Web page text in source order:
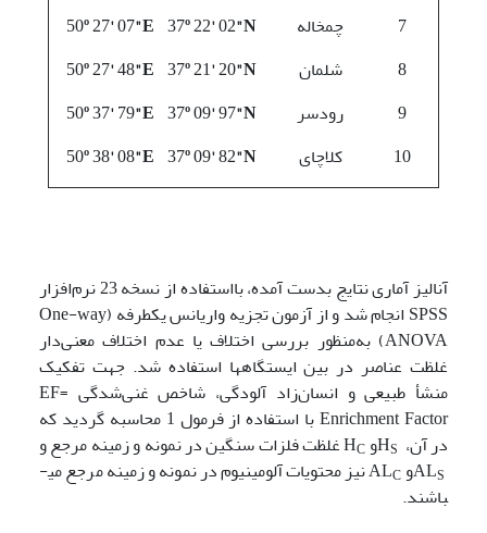
7 چمخاله 50º27'07"E 37º22'02"N
8
شلمان 50º27'48"E 37º21'20"N
9
رودسر 50º37'79"E 37º09'97"N
10
کلاچای 50º38'08"E 37º09'82"N
آنالیز آماری نتایج بدست آمده، بااستفاده از نسخه 23 نرم‌افزار
SPSS انجام شد و از آزمون تجزیه واریانس یکطرفه (One-way
ANOVA) به‌منظور بررسی اختلاف یا عدم اختلاف معنی‌دار
غلظت عناصر در بین ایستگاه­ها استفاده شد. جهت تفکیک
منشأ طبیعی و انسان‌زاد آلودگی، شاخص غنی‌شدگی EF=
Enrichment Factor با استفاده از فرمول 1 محاسبه گردید که
در آن، H S و H C غلظت فلزات سنگین در نمونه و زمینه مرجع و
S و AL C
نیز محتویات آلومینیوم در نمونه و زمینه مرجع می­
باشند.